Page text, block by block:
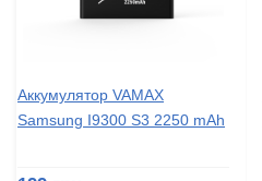
Аккумулятор VAMAX
Samsung I9300 S3 2250 mAh